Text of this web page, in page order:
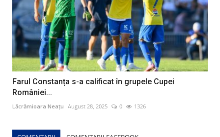
Farul Constanța s-a calificat în grupele Cupei
României...
Lăcrămioara Neațu August 28, 2025 0 1326